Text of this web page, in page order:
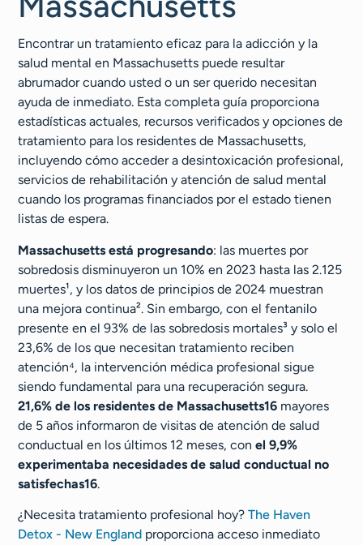
Encontrar un tratamiento eficaz para la adicción y la
salud mental en Massachusetts puede resultar
abrumador cuando usted o un ser querido necesitan
ayuda de inmediato. Esta completa guía proporciona
estadísticas actuales, recursos verificados y opciones de
tratamiento para los residentes de Massachusetts,
incluyendo cómo acceder a desintoxicación profesional,
servicios de rehabilitación y atención de salud mental
cuando los programas financiados por el estado tienen
listas de espera.
Massachusetts está progresando: las muertes por
sobredosis disminuyeron un 10% en 2023 hasta las 2.125
muertes¹, y los datos de principios de 2024 muestran
una mejora continua². Sin embargo, con el fentanilo
presente en el 93% de las sobredosis mortales³ y solo el
23,6% de los que necesitan tratamiento reciben
atención⁴, la intervención médica profesional sigue
siendo fundamental para una recuperación segura.
21,6% de los residentes de Massachusetts16 mayores
de 5 años informaron de visitas de atención de salud
conductual en los últimos 12 meses, conel 9,9%
experimentaba necesidades de salud conductual no
satisfechas16.
¿Necesita tratamiento profesional hoy?The Haven
Detox - New England proporciona acceso inmediato